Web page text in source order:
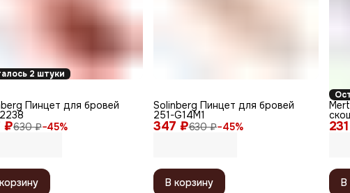
2 штуки
₽630 ₽−45%
Пинцет для бровей
347 ₽630 ₽−45%
Solinberg Пинцет для бровей
251-G14M1
В корзину
см
В